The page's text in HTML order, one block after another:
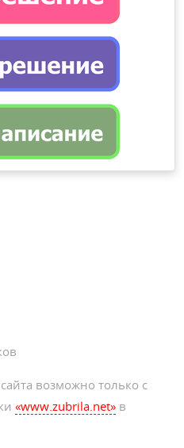
возможно только с
«www.zubrila.net» в